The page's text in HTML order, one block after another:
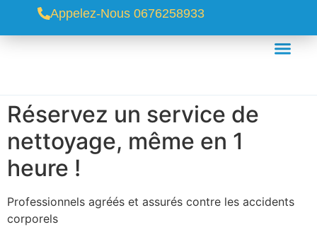
Appelez-Nous 0676258933
Réservez un service de
nettoyage, même en 1
heure !
Professionnels agréés et assurés contre les accidents
corporels